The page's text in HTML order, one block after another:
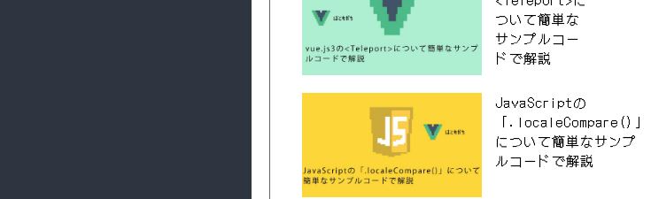
ついて簡単な
サンプルコー
ドで解説
JavaScriptの
「.localeCompare()」
について簡単なサンプ
ルコードで解説